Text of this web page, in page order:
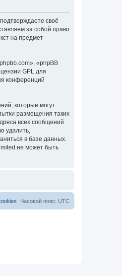
своё
за собой право
на предмет
«phpBB
GPL для
конференций
которые могут
размещения таких
всех сообщений
удалить,
в базе данных.
не может быть
Часовой пояс: UTC